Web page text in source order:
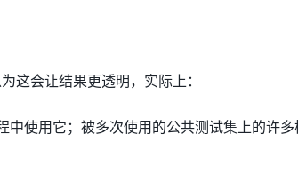
这会让结果更透明，实际上：
使用它；被多次使用的公共测试集上的许